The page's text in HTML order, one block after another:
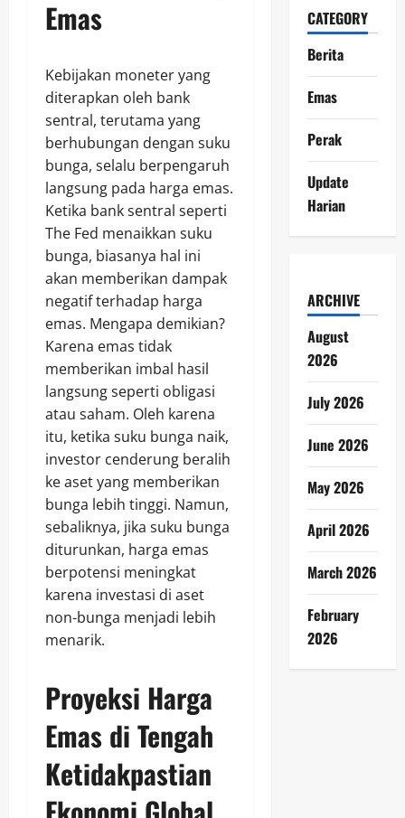
Emas
Kebijakan moneter yang
diterapkan oleh bank
sentral, terutama yang
berhubungan dengan suku
bunga, selalu berpengaruh
langsung pada harga emas.
Ketika bank sentral seperti
The Fed menaikkan suku
bunga, biasanya hal ini
akan memberikan dampak
negatif terhadap harga
emas. Mengapa demikian?
Karena emas tidak
memberikan imbal hasil
langsung seperti obligasi
atau saham. Oleh karena
itu, ketika suku bunga naik,
investor cenderung beralih
ke aset yang memberikan
bunga lebih tinggi. Namun,
sebaliknya, jika suku bunga
diturunkan, harga emas
berpotensi meningkat
karena investasi di aset
non-bunga menjadi lebih
menarik.
Proyeksi Harga
Emas di Tengah
Ketidakpastian
CATEGORY
Berita
Emas
Perak
Update
Harian
ARCHIVE
August
2026
July 2026
June 2026
May 2026
April 2026
March 2026
February
2026